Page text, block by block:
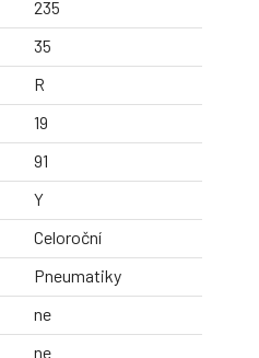
235
35
R
19
91
Y
Celoroční
Pneumatiky
ne
ne